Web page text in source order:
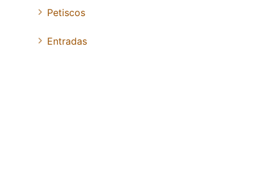
Petiscos
Entradas